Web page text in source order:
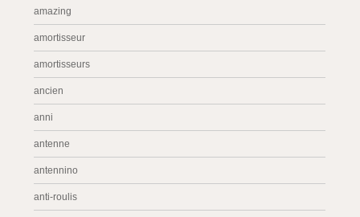
amazing
amortisseur
amortisseurs
ancien
anni
antenne
antennino
anti-roulis